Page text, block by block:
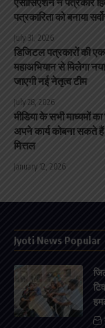
पत्रकारिता को बनाया
July 31, 2026
डिजिटल पत्रकारों की
महाअभियान से मिलेगा
जाएगी नई नेतृत्व टीम
July 28, 2026
मीडिया के सभी माध्यमों
अपने कार्य कोबना सकते
मित्तल
January 12, 2026
Jyoti News Popular